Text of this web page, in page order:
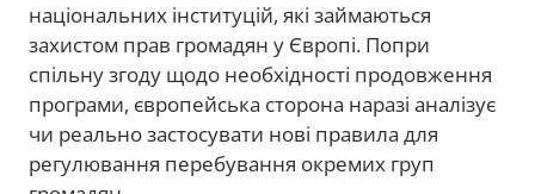
національних інституцій, які займаються
захистом прав громадян у Європі. Попри
спільну згоду щодо необхідності продовження
програми, європейська сторона наразі аналізує
чи реально застосувати нові правила для
регулювання перебування окремих груп